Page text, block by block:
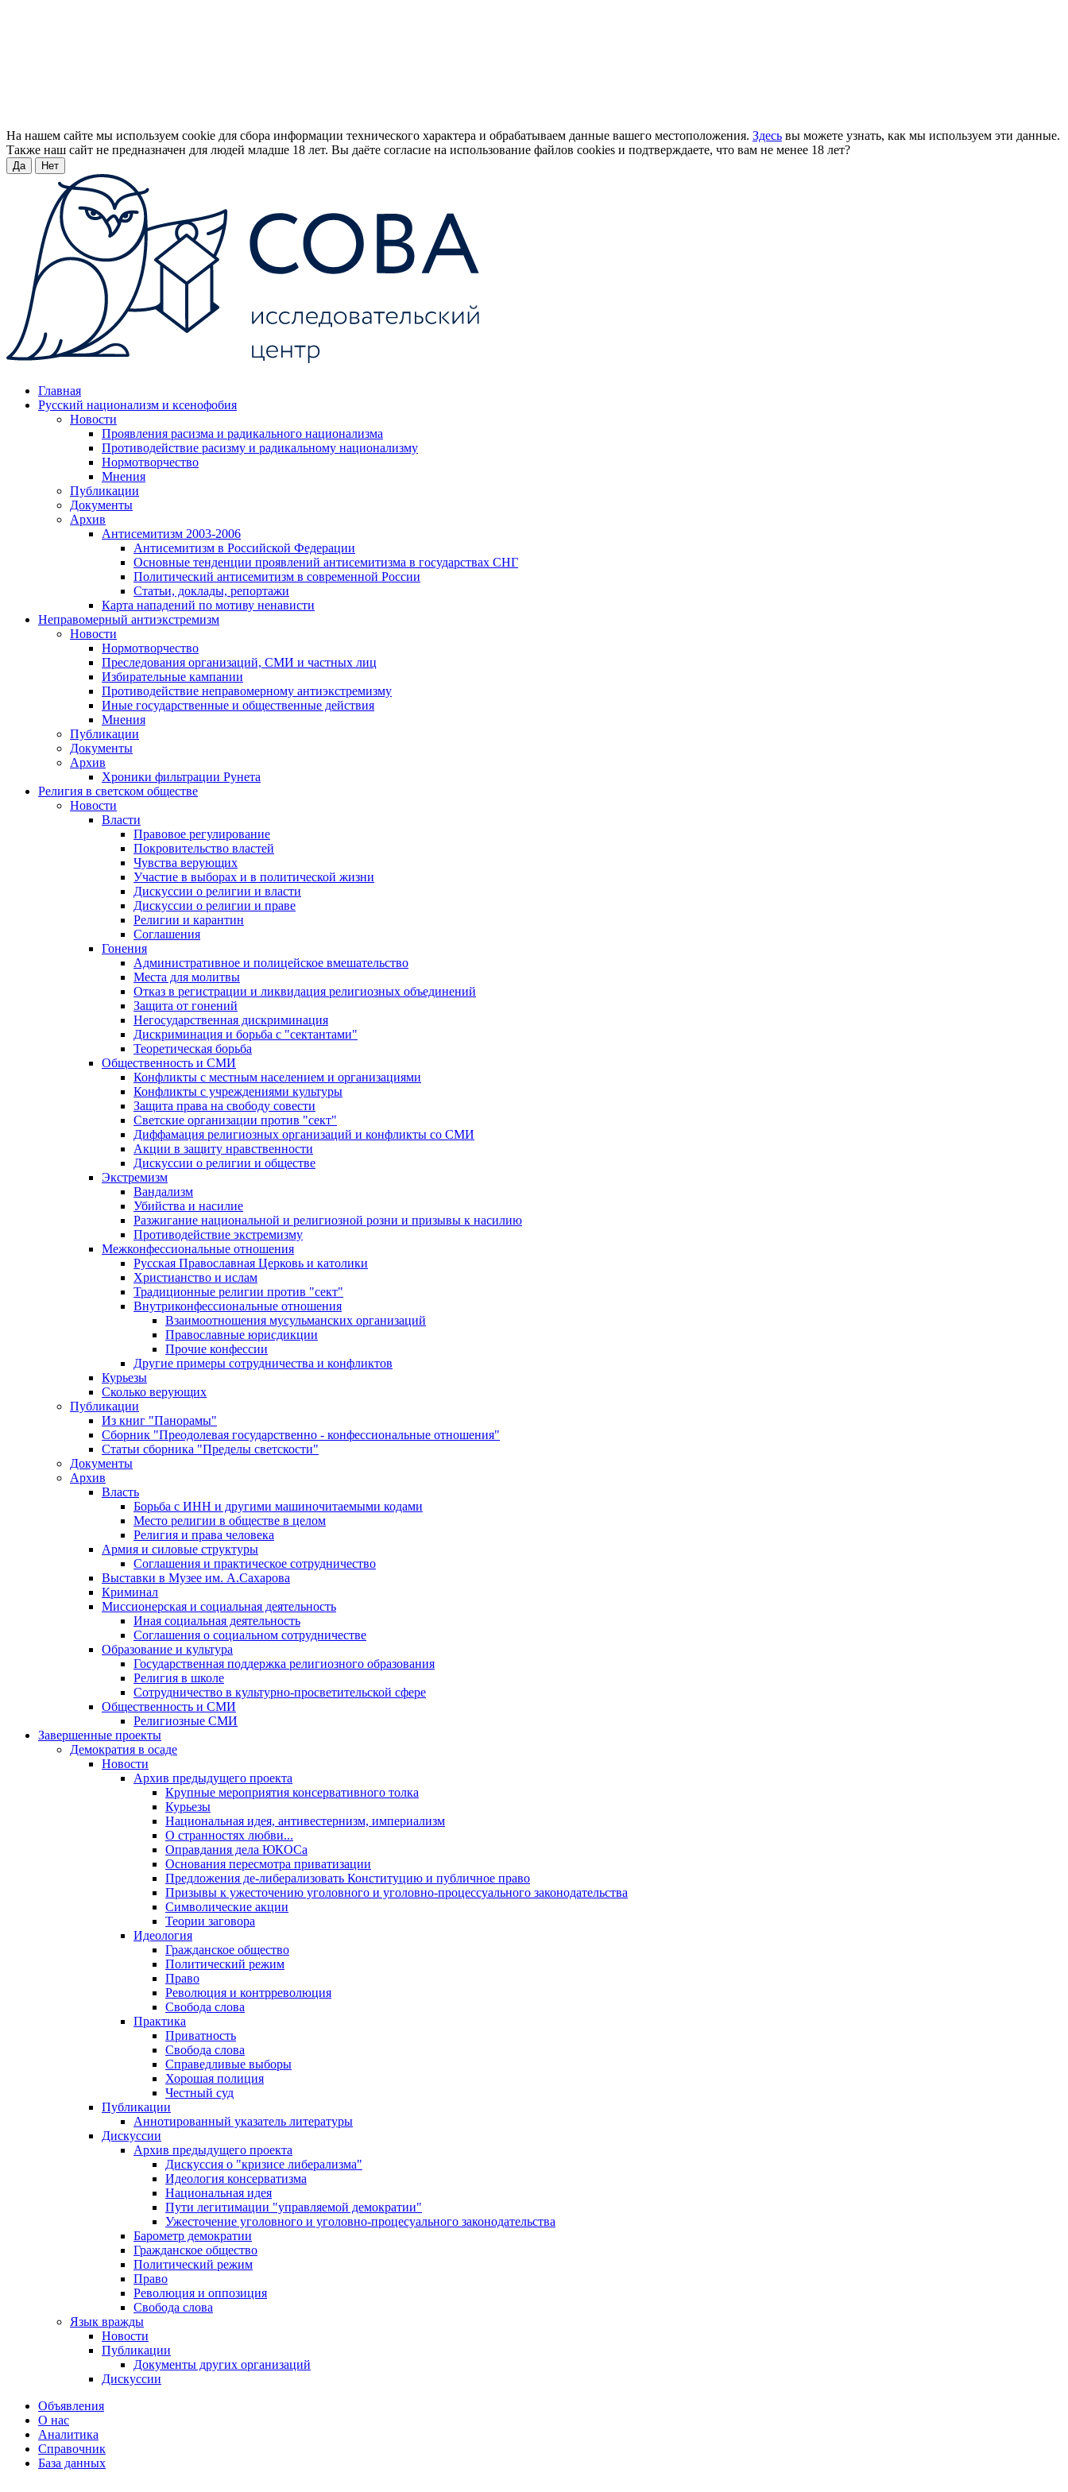
На нашем сайте мы используем cookie для сбора информации технического характера и обрабатываем данные вашего местоположения. Здесь вы можете узнать, как мы используем эти данные.
Также наш сайт не предназначен для людей младше 18 лет. Вы даёте согласие на использование файлов cookies и подтверждаете, что вам не менее 18 лет?
Да Нет
Главная
Русский национализм и ксенофобия
Новости
Проявления расизма и радикального национализма
Противодействие расизму и радикальному национализму
Нормотворчество
Мнения
Публикации
Документы
Архив
Антисемитизм 2003-2006
Антисемитизм в Российской Федерации
Основные тенденции проявлений антисемитизма в государствах СНГ
Политический антисемитизм в современной России
Статьи, доклады, репортажи
Карта нападений по мотиву ненависти
Неправомерный антиэкстремизм
Новости
Нормотворчество
Преследования организаций, СМИ и частных лиц
Избирательные кампании
Противодействие неправомерному антиэкстремизму
Иные государственные и общественные действия
Мнения
Публикации
Документы
Архив
Хроники фильтрации Рунета
Религия в светском обществе
Новости
Власти
Правовое регулирование
Покровительство властей
Чувства верующих
Участие в выборах и в политической жизни
Дискуссии о религии и власти
Дискуссии о религии и праве
Религии и карантин
Соглашения
Гонения
Административное и полицейское вмешательство
Места для молитвы
Отказ в регистрации и ликвидация религиозных объединений
Защита от гонений
Негосударственная дискриминация
Дискриминация и борьба с "сектантами"
Теоретическая борьба
Общественность и СМИ
Конфликты с местным населением и организациями
Конфликты с учреждениями культуры
Защита права на свободу совести
Светские организации против "сект"
Диффамация религиозных организаций и конфликты со СМИ
Акции в защиту нравственности
Дискуссии о религии и обществе
Экстремизм
Вандализм
Убийства и насилие
Разжигание национальной и религиозной розни и призывы к насилию
Противодействие экстремизму
Межконфессиональные отношения
Русская Православная Церковь и католики
Христианство и ислам
Традиционные религии против "сект"
Внутриконфессиональные отношения
Взаимоотношения мусульманских организаций
Православные юрисдикции
Прочие конфессии
Другие примеры сотрудничества и конфликтов
Курьезы
Сколько верующих
Публикации
Из книг "Панорамы"
Сборник "Преодолевая государственно - конфессиональные отношения"
Статьи сборника "Пределы светскости"
Документы
Архив
Власть
Борьба с ИНН и другими машиночитаемыми кодами
Место религии в обществе в целом
Религия и права человека
Армия и силовые структуры
Соглашения и практическое сотрудничество
Выставки в Музее им. А.Сахарова
Криминал
Миссионерская и социальная деятельность
Иная социальная деятельность
Соглашения о социальном сотрудничестве
Образование и культура
Государственная поддержка религиозного образования
Религия в школе
Сотрудничество в культурно-просветительской сфере
Общественность и СМИ
Религиозные СМИ
Завершенные проекты
Демократия в осаде
Новости
Архив предыдущего проекта
Крупные мероприятия консервативного толка
Курьезы
Национальная идея, антивестернизм, империализм
О странностях любви...
Оправдания дела ЮКОСа
Основания пересмотра приватизации
Предложения де-либерализовать Конституцию и публичное право
Призывы к ужесточению уголовного и уголовно-процессуального законодательства
Символические акции
Теории заговора
Идеология
Гражданское общество
Политический режим
Право
Революция и контрреволюция
Свобода слова
Практика
Приватность
Свобода слова
Справедливые выборы
Хорошая полиция
Честный суд
Публикации
Аннотированный указатель литературы
Дискуссии
Архив предыдущего проекта
Дискуссия о "кризисе либерализма"
Идеология консерватизма
Национальная идея
Пути легитимации "управляемой демократии"
Ужесточение уголовного и уголовно-процесуального законодательства
Барометр демократии
Гражданское общество
Политический режим
Право
Революция и оппозиция
Свобода слова
Язык вражды
Новости
Публикации
Документы других организаций
Дискуссии
Объявления
О нас
Аналитика
Справочник
База данных